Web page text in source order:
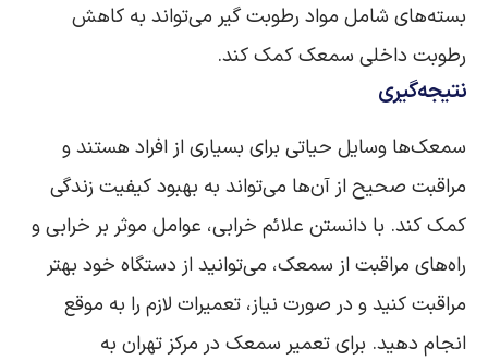
بسته‌های شامل مواد رطوبت گیر می‌تواند به کاهش
رطوبت داخلی سمعک کمک کند.
نتیجه‌گیری
سمعک‌ها وسایل حیاتی برای بسیاری از افراد هستند و
مراقبت صحیح از آن‌ها می‌تواند به بهبود کیفیت زندگی
کمک کند. با دانستن علائم خرابی، عوامل موثر بر خرابی و
راه‌های مراقبت از سمعک، می‌توانید از دستگاه خود بهتر
مراقبت کنید و در صورت نیاز، تعمیرات لازم را به موقع
انجام دهید. برای تعمیر سمعک در مرکز تهران به